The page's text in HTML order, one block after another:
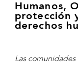
Humanos,
protección
derechos
Las